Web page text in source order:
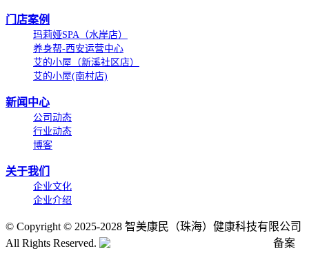
门店案例
玛莉娅SPA（水岸店）
养身帮-西安运营中心
艾的小屋（新溪社区店）
艾的小屋(南村店)
新闻中心
公司动态
行业动态
博客
关于我们
企业文化
企业介绍
© Copyright © 2025-2028 智美康民（珠海）健康科技有限公司
All Rights Reserved.
备案